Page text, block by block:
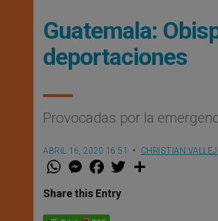
Guatemala:
deportaciones
Provocadas por la
ABRIL 16, 2020 16:51 CHRISTIAN
W
t
s
M
e
s
e
F
a
e
b
w
Share this Entry